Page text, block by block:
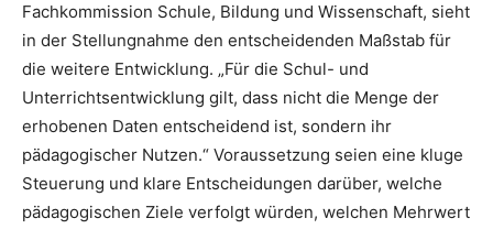
Fachkommission Schule, Bildung und Wissenschaft, sieht
in der Stellungnahme den entscheidenden Maßstab für
die weitere Entwicklung. „Für die Schul- und
Unterrichtsentwicklung gilt, dass nicht die Menge der
erhobenen Daten entscheidend ist, sondern ihr
pädagogischer Nutzen.“ Voraussetzung seien eine kluge
Steuerung und klare Entscheidungen darüber, welche
pädagogischen Ziele verfolgt würden, welchen Mehrwert